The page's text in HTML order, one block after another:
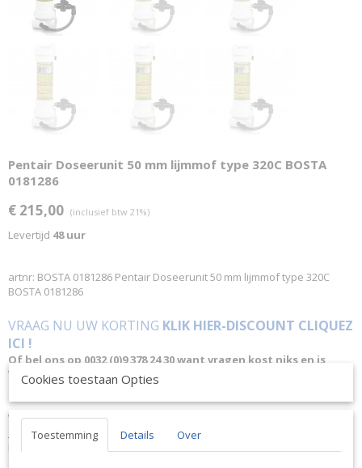
Pentair Doseerunit 50 mm lijmmof type 320C BOSTA
0181286
€ 215,00 (inclusief btw 21%)
Levertijd 48 uur
artnr: BOSTA 0181286 Pentair Doseerunit 50 mm lijmmof type 320C
BOSTA 0181286
VRAAG NU UW KORTING KLIK HIER-DISCOUNT CLIQUEZ
ICI !
Of bel ons op 0032 (0)9 378 24 30 want vragen kost niks en is
VRIJBLIJVEND ! We geven altijd de laagste prijsgarantie en
bovendien persoonlijk advies.
Wij geven op aanvraag via mail een KORTING inclusief levering.
PRODUCTINFORMATIE:
Cookies toestaan Opties
Toestemming Details Over